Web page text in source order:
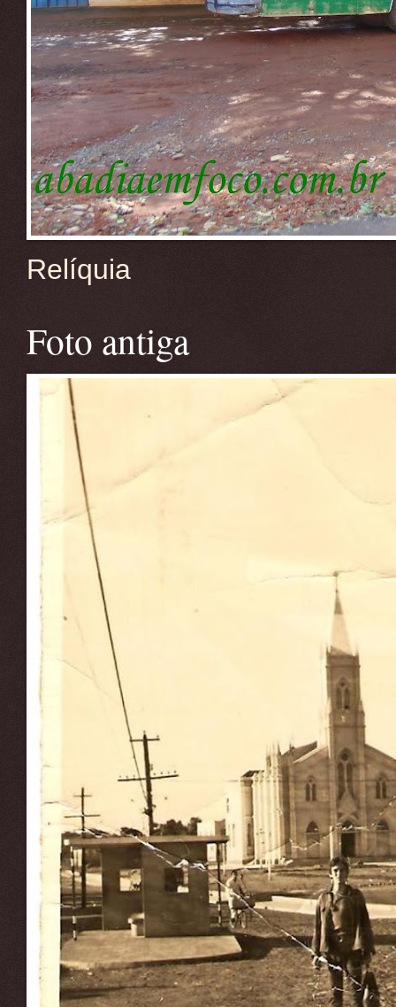
Relíquia
Foto antiga